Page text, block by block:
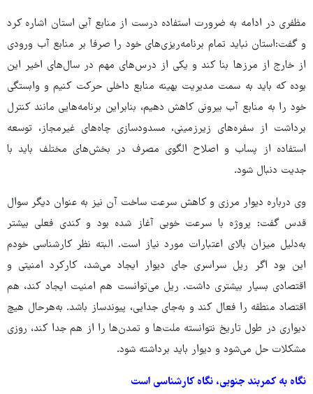
مظفری در ادامه به ضرورت استفاده درست از منابع آبی استان اشاره کرد
و گفت:استان نباید تمام برنامه‌ریزی‌های خود را صرفا بر منابع آب ورودی
از خارج از مرزها بنا کند و یکی از درس‌های مهم در سال‌های اخیر این
بوده که باید به سمت مدیریت بهینه منابع داخلی حرکت کنیم و وابستگی
خود را به منابع آب بیرونی کاهش دهیم، بنابراین برنامه‌هایی مانند کنترل
برداشت از سفره‌های زیرزمینی، مسدودسازی چاه‌های غیرمجاز، توسعه
استفاده از پساب و اصلاح الگوی مصرف در بخش‌های مختلف باید با
جدیت دنبال ‌شود.
وی درباره دیوار مرزی و کاهش سرعت ساخت آن نیز به عنوان دیگر سوال
قدس گفت: پروژه با سرعت خوبی آغاز شده بود و کندی فعلی بیشتر
به‌دلیل میزان بالای اعتبارات مورد نیاز است. البته نظر کارشناسی خودم
این بود اگر ریل سراسری جای دیوار ایجاد می‌شد، کارکرد امنیتی و
اقتصادی بسیار بیشتری داشت. ریل می‌توانست هم امنیت ایجاد کند، هم
اقتصاد منطقه را فعال کند و به‌جای جدایی، پیوندساز باشد. به‌هرحال هیچ
دیواری در طول تاریخ نتوانسته ملت‌ها و تمدن‌ها را از هم جدا کند، روزی
مشکلات حل می‌شود و دیوار باید برداشته شود.
نگاه به کمربند جنوبی، نگاه کارشناسی است